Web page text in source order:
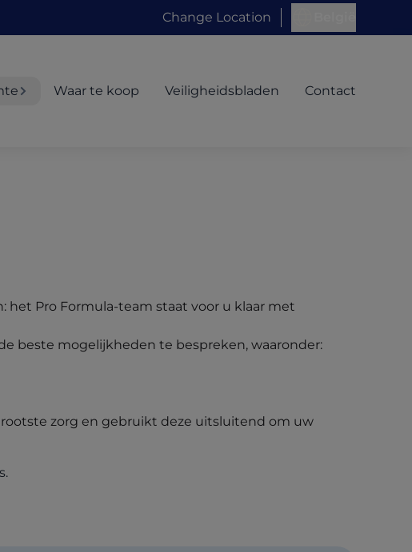
Change Location
Waar te koop Veiligheidsbladen Contact
Pro Formula-team staat voor u klaar met
beste mogelijkheden te bespreken, waaronder:
zorg en gebruikt deze uitsluitend om uw